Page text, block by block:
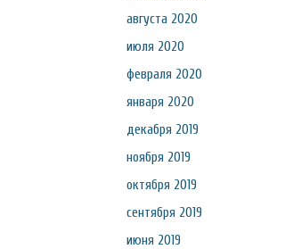
августа 2020
июля 2020
февраля 2020
января 2020
декабря 2019
ноября 2019
октября 2019
сентября 2019
июня 2019